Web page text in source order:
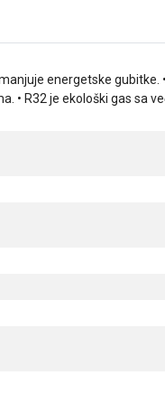
energetske
• R32 je ekološki gas sa